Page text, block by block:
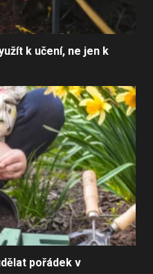
k učení, ne jen k
pořádek v